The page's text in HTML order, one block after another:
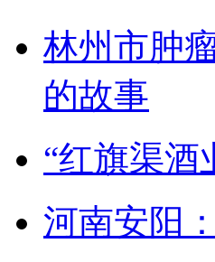
林州市肿
的故事
“红旗渠酒
河南安阳